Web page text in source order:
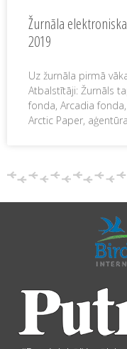
Žurnāla
2019
Uz žurnāla pirmā
Atbalstītāji: Žurnāls
fonda, Arcadia fonda,
Arctic Paper,